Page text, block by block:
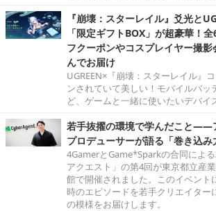
『崩壊：スターレイル』爻光と
「限定ギフトBOX」が超豪華！
フクーポンやコスプレイヤー撮
んでお届け
UGREEN×『崩壊：スターレイル』
ンされていて美しい！モバイルバッ
ど、ゲームと一緒に使いたいデバイ
若手抜擢の環境で学んだこと――
プロデューサーが語る「巻き込
4GamerとGame*Sparkの合同によ
アクエスト」の第4回が東京都立産
館で開催されました。このイベント
時のエピソードを若手クリエイター
の模様をお届けします。